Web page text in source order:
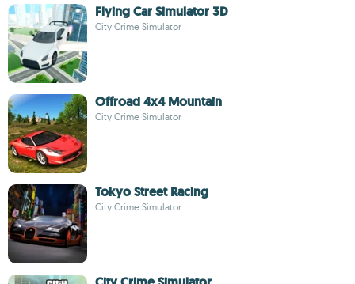
Flying Car Simulator 3D
City Crime Simulator
Offroad 4x4 Mountain
City Crime Simulator
Tokyo Street Racing
City Crime Simulator